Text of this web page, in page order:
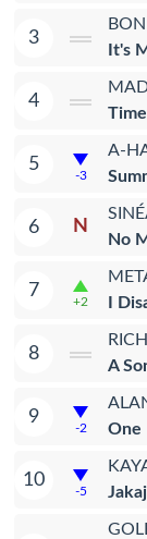
3
It's
4
5
-3
A-
6 N
No
7
+2
I
8
A
9
-2
One
10
-5